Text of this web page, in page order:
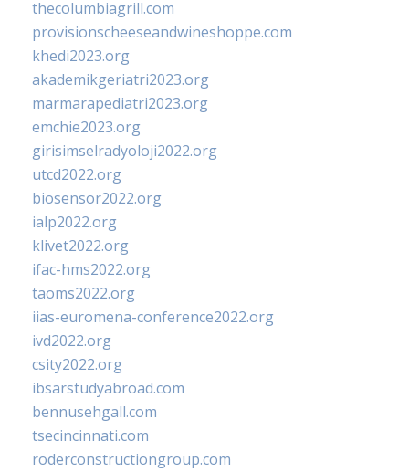
thecolumbiagrill.com
provisionscheeseandwineshoppe.com
khedi2023.org
akademikgeriatri2023.org
marmarapediatri2023.org
emchie2023.org
girisimselradyoloji2022.org
utcd2022.org
biosensor2022.org
ialp2022.org
klivet2022.org
ifac-hms2022.org
taoms2022.org
iias-euromena-conference2022.org
ivd2022.org
csity2022.org
ibsarstudyabroad.com
bennusehgall.com
tsecincinnati.com
roderconstructiongroup.com